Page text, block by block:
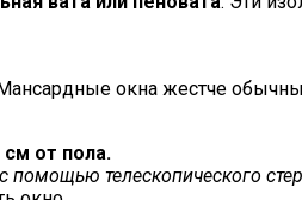
окна жестче
от пола.
телескопического